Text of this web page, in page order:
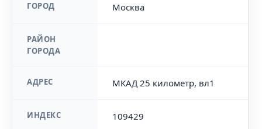
ГОРОД Москва
РАЙОН
ГОРОДА
АДРЕС МКАД 25 километр, вл1
ИНДЕКС 109429